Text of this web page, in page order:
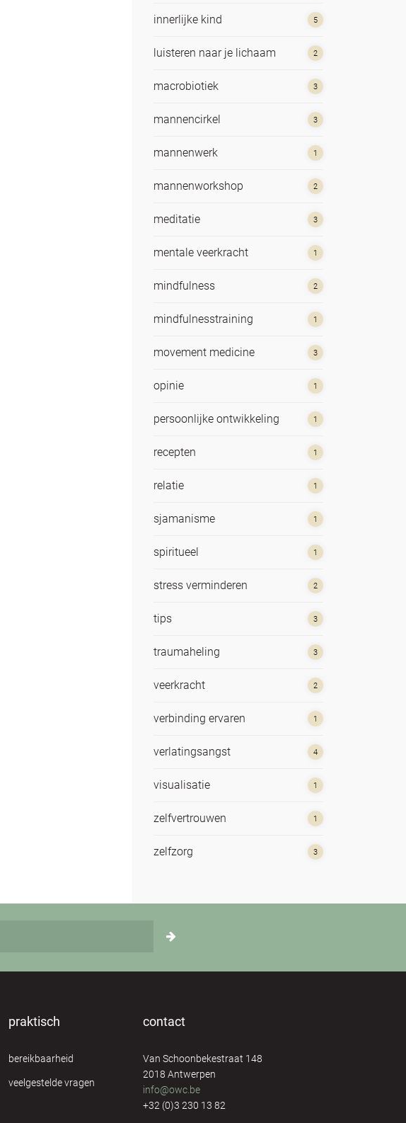
innerlijke kind 5
luisteren naar je lichaam 2
macrobiotiek 3
mannencirkel 3
mannenwerk 1
mannenworkshop 2
meditatie 3
mentale veerkracht 1
mindfulness 2
mindfulnesstraining 1
movement medicine 3
opinie 1
persoonlijke ontwikkeling 1
recepten 1
relatie 1
sjamanisme 1
spiritueel 1
stress verminderen 2
tips 3
traumaheling 3
veerkracht 2
verbinding ervaren 1
verlatingsangst 4
visualisatie 1
zelfvertrouwen 1
zelfzorg 3
praktisch
bereikbaarheid
veelgestelde vragen
contact
Van Schoonbekestraat 148
2018 Antwerpen
info@owc.be
+32 (0)3 230 13 82